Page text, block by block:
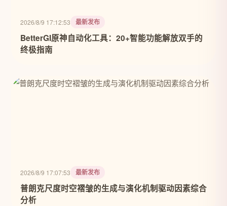
2026/8/9 17:12:53 最新发布
BetterGI原神自动化工具：20+智能功能解放双手的
终极指南
2026/8/9 17:07:53 最新发布
普朗克尺度时空褶皱的生成与演化机制驱动因素综合
分析